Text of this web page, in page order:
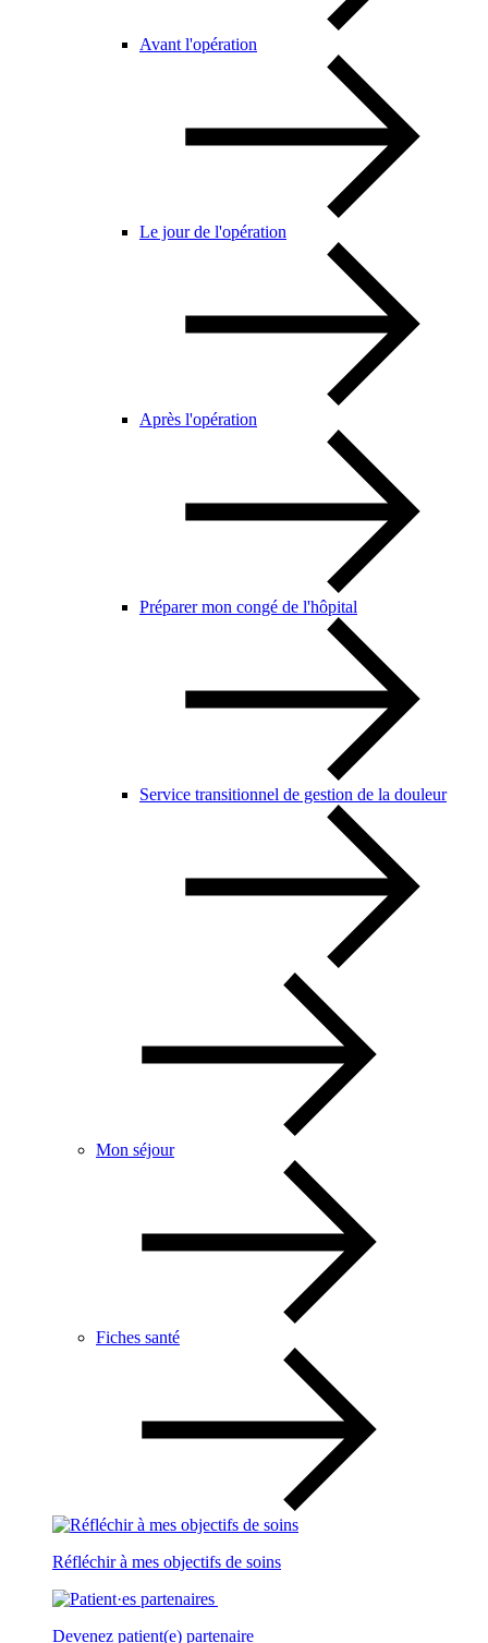
Avant l'opération
Le jour de l'opération
Après l'opération
Préparer mon congé de l'hôpital
Service transitionnel de gestion de la douleur
Mon séjour
Fiches santé
Réfléchir à mes objectifs de soins
Devenez patient(e) partenaire